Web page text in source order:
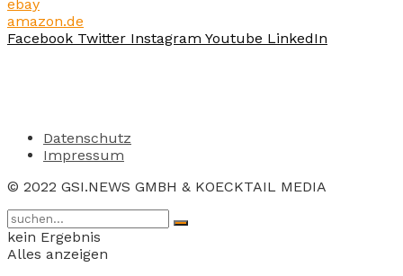
ebay
amazon.de
Facebook Twitter Instagram Youtube LinkedIn
Datenschutz
Impressum
© 2022 GSI.NEWS GMBH & KOECKTAIL MEDIA
kein Ergebnis
Alles anzeigen